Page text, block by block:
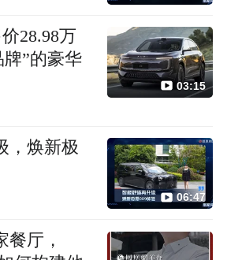
28.98万
”的豪华
03:15
，焕新极
06:47
餐厅，